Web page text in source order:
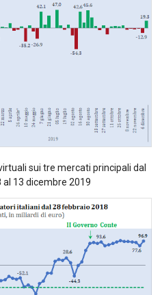
sui tre mercati principali dal
13 dicembre 2019